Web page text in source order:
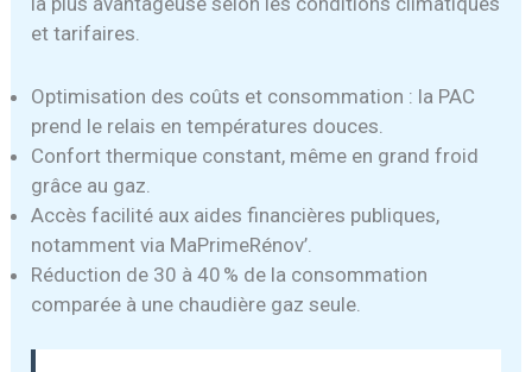
et tarifaires.
Optimisation des coûts et consommation : la PAC
prend le relais en températures douces.
Confort thermique constant, même en grand froid
grâce au gaz.
Accès facilité aux aides financières publiques,
notamment via MaPrimeRénov’.
Réduction de 30 à 40 % de la consommation
comparée à une chaudière gaz seule.